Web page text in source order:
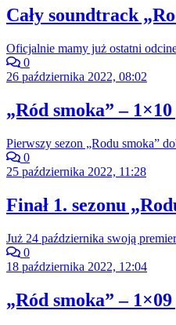
Cały soundtrack
Oficjalnie mamy już ostatni
0
26 października 2022, 08:02
„Ród smoka” –
Pierwszy sezon „Rodu smoka”
0
25 października 2022, 11:28
Finał 1. sezonu
Już 24 października swoją
0
18 października 2022, 12:04
„Ród smoka” –